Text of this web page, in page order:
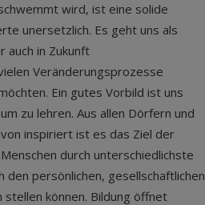
wird, ist eine solide
unersetzlich. Es geht uns als
auch in Zukunft
Veränderungsprozesse
Ein gutes Vorbild ist uns
zu lehren. Aus allen Dörfern und
inspiriert ist es das Ziel der
durch unterschiedlichste
den persönlichen, gesellschaftlichen
stellen können. Bildung öffnet